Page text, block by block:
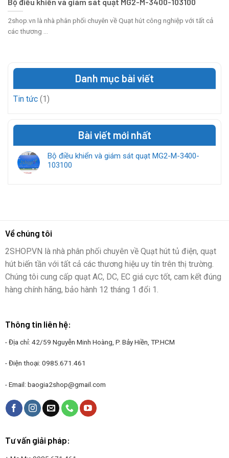
Danh mục bài viết
Tin tức (1)
Bài viết mới nhất
Bộ điều khiển và giám sát quạt MG2-M-3400-
103100
2shop.vn là nhà phân phối chuyên về Quạt hút công nghiệp với tất cả
các thương ...
Về chúng tôi
2SHOP.VN là nhà phân phối chuyên về Quạt hút tủ điện, quạt
hút biến tần với tất cả các thương hiệu uy tín trên thị trường.
Chúng tôi cung cấp quạt AC, DC, EC giá cực tốt, cam kết đúng
hàng chính hãng, bảo hành 12 tháng 1 đổi 1.
Thông tin liên hệ:
- Địa chỉ: 42/59 Nguyễn Minh Hoàng, P. Bảy Hiền, TP.HCM
- Điện thoại: 0985.671.461
- Email: baogia2shop@gmail.com
Tư vấn giải pháp: